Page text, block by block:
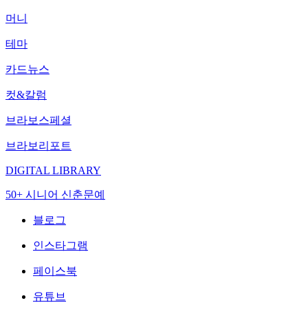
머니
테마
카드뉴스
컷&칼럼
브라보스페셜
브라보리포트
DIGITAL LIBRARY
50+ 시니어 신춘문예
블로그
인스타그램
페이스북
유튜브